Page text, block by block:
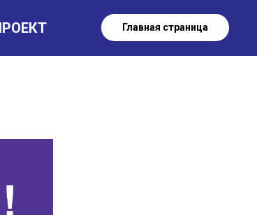
Главная страница